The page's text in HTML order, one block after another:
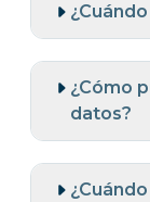
¿Cómo
datos?